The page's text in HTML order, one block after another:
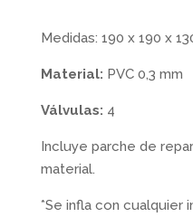
Medidas: 190 x 190 x
Material: PVC 0,3 mm
Válvulas: 4
Incluye parche de
material.
*Se infla con cualquier